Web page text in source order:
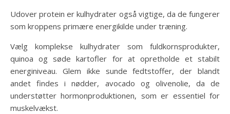
Udover protein er kulhydrater også vigtige, da de fungerer
som kroppens primære energikilde under træning.
Vælg komplekse kulhydrater som fuldkornsprodukter,
quinoa og søde kartofler for at opretholde et stabilt
energiniveau. Glem ikke sunde fedtstoffer, der blandt
andet findes i nødder, avocado og olivenolie, da de
understøtter hormonproduktionen, som er essentiel for
muskelvækst.